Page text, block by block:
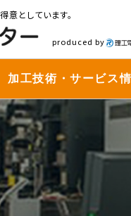
意としています。
produced by
加工技術・サービス